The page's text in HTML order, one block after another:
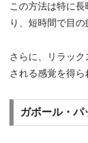
この方法は特に
り、短時間で目の
さらに、リラッ
される感覚を得ら
ガボール・パ